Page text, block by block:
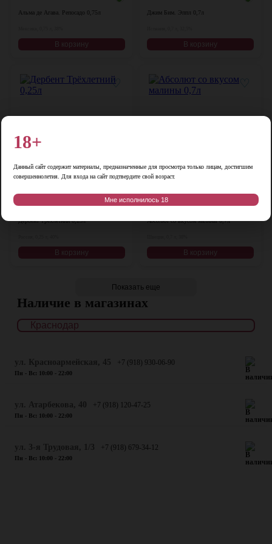
Альма де Агава. Репосадо 0,75л
В корзину
Джим Бим. Эппл 0,7л
В корзину
♡
470₽
Дербент Трёхлетний 0,25л
В корзину
1 990₽
Абсолют со вкусом малины 0,7л
В корзину
Показать еще
Наличие в магазинах
+7 (918) 930-06-90
Пн - Вс: 10:00 - 22:00
+7 (918) 120-47-25
Пн - Вс: 10:00 - 22:00
+7 (918) 679-34-12
Пн - Вс: 10:00 - 22:00
18+
Данный сайт содержит материалы, предназначенные для просмотра только лицам, достигшим
совершеннолетия. Для входа на сайт подтвердите свой возраст.
Мне исполнилось 18